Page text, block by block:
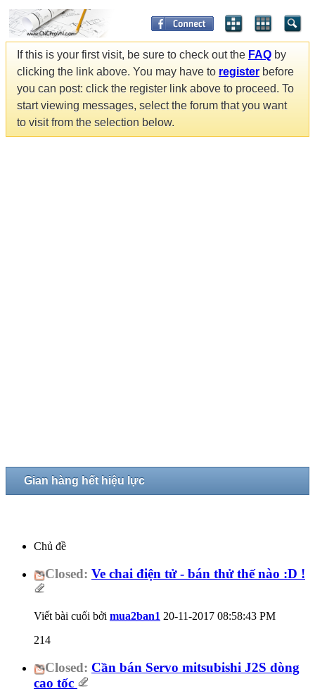
If this is your first visit, be sure to check out the FAQ by
clicking the link above. You may have to register before
you can post: click the register link above to proceed. To
start viewing messages, select the forum that you want
to visit from the selection below.
Gian hàng hết hiệu lực
Chủ đề
Closed: Ve chai điện tử - bán thử thế nào :D !
Viết bài cuối bởi mua2ban1 20-11-2017 08:58:43 PM
214
Closed: Cần bán Servo mitsubishi J2S dòng
cao tốc